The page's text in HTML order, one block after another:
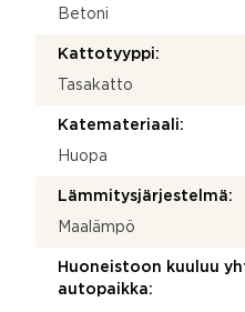
Betoni
Kattotyyppi:
Tasakatto
Katemateriaali:
Huopa
Lämmitysjärjestelmä:
Maalämpö
Huoneistoon kuuluu
autopaikka: